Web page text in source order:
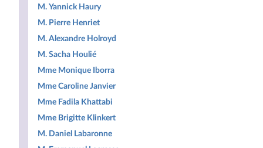
M. Yannick Haury
M. Pierre Henriet
M. Alexandre Holroyd
M. Sacha Houlié
Mme Monique Iborra
Mme Caroline Janvier
Mme Fadila Khattabi
Mme Brigitte Klinkert
M. Daniel Labaronne